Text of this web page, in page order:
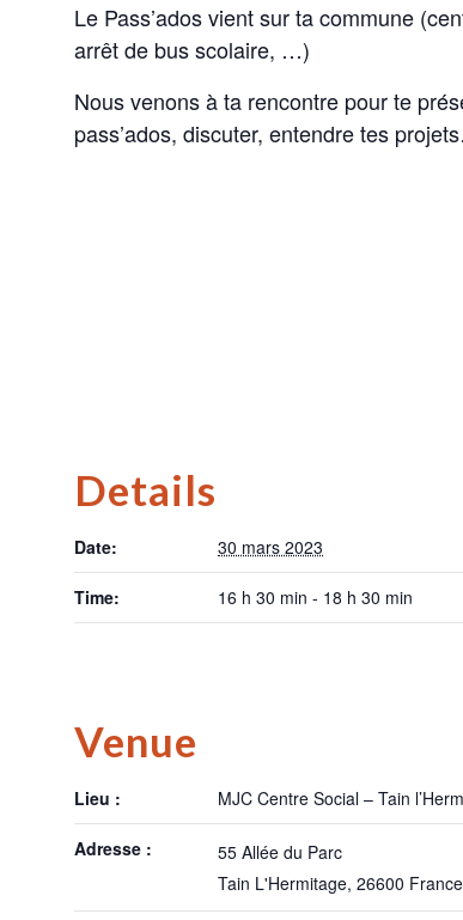
Le Pass’ados vient sur ta commune
arrêt de bus scolaire, …)
Nous venons à ta rencontre pour te
pass’ados, discuter, entendre tes
Details
Date: 30 mars 2023
Time: 16 h 30 min - 18 h 30 min
Venue
Lieu : MJC Centre Social – Tain
Adresse :
55 Allée du Parc
Tain L'Hermitage, 26600 France